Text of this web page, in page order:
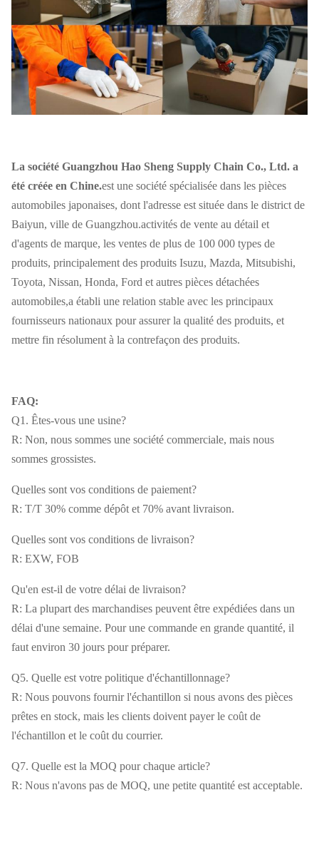
La société Guangzhou Hao Sheng Supply Chain Co., Ltd. a
été créée en Chine.est une société spécialisée dans les pièces
automobiles japonaises, dont l'adresse est située dans le district de
Baiyun, ville de Guangzhou.activités de vente au détail et
d'agents de marque, les ventes de plus de 100 000 types de
produits, principalement des produits Isuzu, Mazda, Mitsubishi,
Toyota, Nissan, Honda, Ford et autres pièces détachées
automobiles,a établi une relation stable avec les principaux
fournisseurs nationaux pour assurer la qualité des produits, et
mettre fin résolument à la contrefaçon des produits.
FAQ:
Q1. Êtes-vous une usine?
R: Non, nous sommes une société commerciale, mais nous
sommes grossistes.
Quelles sont vos conditions de paiement?
R: T/T 30% comme dépôt et 70% avant livraison.
Quelles sont vos conditions de livraison?
R: EXW, FOB
Qu'en est-il de votre délai de livraison?
R: La plupart des marchandises peuvent être expédiées dans un
délai d'une semaine. Pour une commande en grande quantité, il
faut environ 30 jours pour préparer.
Q5. Quelle est votre politique d'échantillonnage?
R: Nous pouvons fournir l'échantillon si nous avons des pièces
prêtes en stock, mais les clients doivent payer le coût de
l'échantillon et le coût du courrier.
Q7. Quelle est la MOQ pour chaque article?
R: Nous n'avons pas de MOQ, une petite quantité est acceptable.